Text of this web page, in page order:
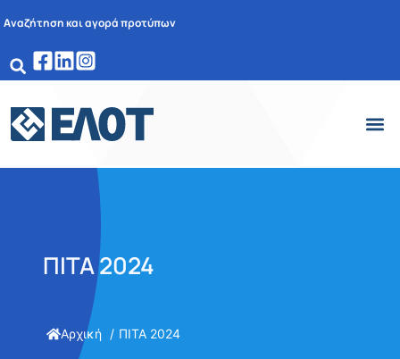
Αναζήτηση και αγορά προτύπων
ΠΙΤΑ 2024
Αρχική ΠΙΤΑ 2024